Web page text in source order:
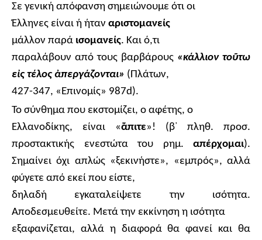
Σε γενική απόφανση σημειώνουμε ότι οι
Έλληνες είναι ή ήταν αριστομανείς
μάλλον παρά ισομανείς. Και ό,τι
παραλάβουν από τους βαρβάρους «κάλλιον τοῦτω
εἰς τέλοςἀπεργάζονται» (Πλάτων,
427-347, «Επινομίς» 987d).
Το σύνθημα που εκστομίζει, ο αφέτης, ο
Ελλανοδίκης, είναι «ἄπιτε»! (β᾽ πληθ. προσ.
προστακτικής ενεστώτα του ρημ. απέρχομαι).
Σημαίνει όχι απλώς «ξεκινήστε», «εμπρός», αλλά
φύγετε από εκεί που είστε,
δηλαδή εγκαταλείψετε την ισότητα.
Αποδεσμευθείτε. Μετά την εκκίνηση η ισότητα
εξαφανίζεται, αλλά η διαφορά θα φανεί και θα